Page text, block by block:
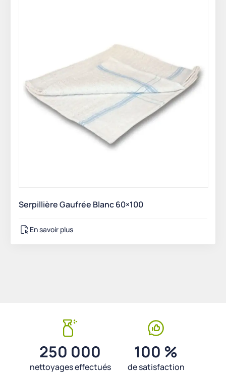
Serpillière Gaufrée Blanc 60×100
En savoir plus
250 000
nettoyages effectués
100 %
de satisfaction